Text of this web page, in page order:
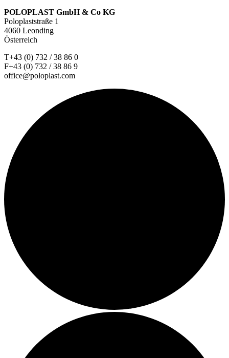
POLOPLAST GmbH & Co KG
Poloplaststraße 1
4060 Leonding
Österreich
T+43 (0) 732 / 38 86 0
F+43 (0) 732 / 38 86 9
office@poloplast.com